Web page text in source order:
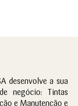
desenvolve a sua
negócio: Tintas
e Manutenção e